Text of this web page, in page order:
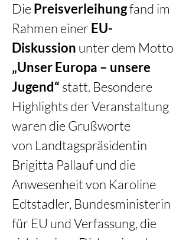
Die Preisverleihung fand im
Rahmen einer EU-
Diskussion unter dem Motto
„Unser Europa – unsere
Jugend“ statt. Besondere
Highlights der Veranstaltung
waren die Grußworte
von Landtagspräsidentin
Brigitta Pallauf und die
Anwesenheit von Karoline
Edtstadler, Bundesministerin
für EU und Verfassung, die